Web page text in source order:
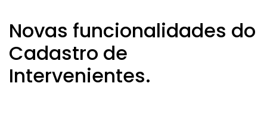
Novas funcionalidades do
Cadastro de
Intervenientes.